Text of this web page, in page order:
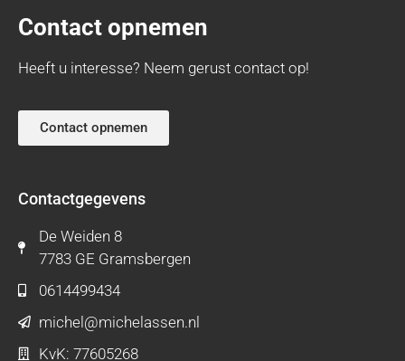
Contact opnemen
Heeft u interesse? Neem gerust contact op!
Contact opnemen
Contactgegevens
De Weiden 8
7783 GE Gramsbergen
0614499434
michel@michelassen.nl
KvK: 77605268